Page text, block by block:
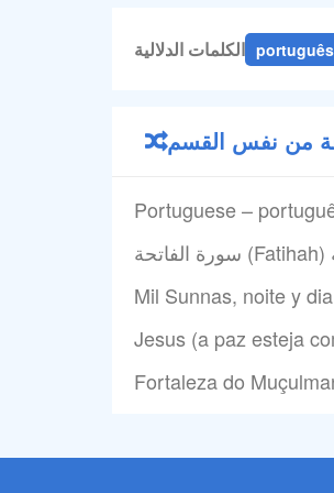
الكلمات الدلالية português
من نفس القسم
Mil Sunnas, noite y dia
Jesus (a paz esteja
Fortaleza do